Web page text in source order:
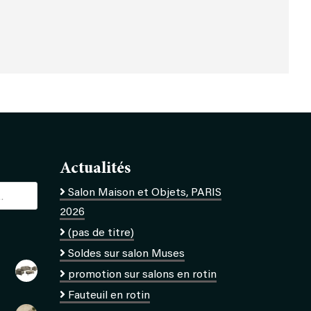
Actualités
Salon Maison et Objets, PARIS
2026
(pas de titre)
Soldes sur salon Muses
promotion sur salons en rotin
Fauteuil en rotin